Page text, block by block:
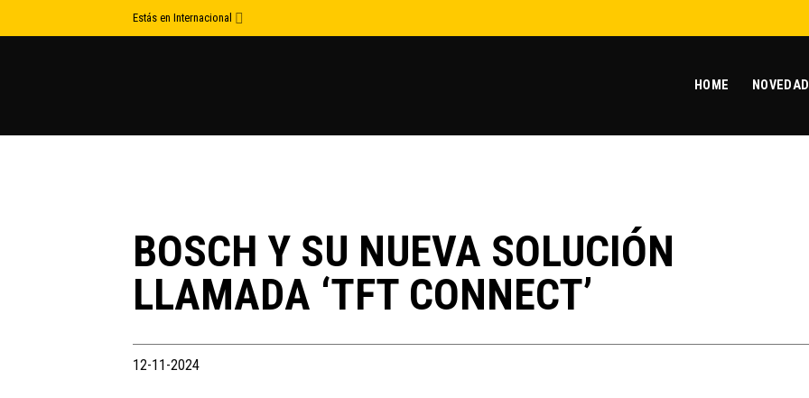
to
Estás en Internacional
HOME
BOSCH Y SU NUEVA SOLUCIÓN
LLAMADA ‘TFT CONNECT’
12-11-2024